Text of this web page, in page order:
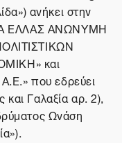
ανήκει στην
ΕΛΛΑΣ ΑΝΩΝΥΜΗ
και
που εδρεύει
Γαλαξία αρ. 2),
Ωνάση